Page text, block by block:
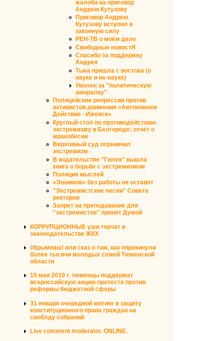
жалоба на приговор
Андрею Кутузову
Приговор Андрею
Кутузову вступил в
законную силу
РЕН-ТВ о моём деле
Свободные новостЯ
Спасибо за поддержку
Андрея
Тьма пришла с востока (о
науке и не-науке)
Уволен за "политическую
аморалку"
Полицейские репрессии против
активистов движения «Автономное
Действие - Ижевск»
Круглый стол по противодействию
экстремизму в Белгороде: отчёт о
мракобесии
Верховный суд ограничил
экстремизм
В издательстве "Гилея" вышла
книга о борьбе с экстремизмом
Полиция мыслей
«Эшников» без работы не оставят
"Экстремистские песни" Совета
ректоров
Запрет на преподавание для
"экстремистов" принят Думой
КОРРУПЦИОННЫЕ уши торчат в
законодательстве ЖКХ
#Крымнаш! или сказ о том, как опрокинули
более тысячи молодых семей Тюменской
области
15 мая 2010 г. тюменцы поддержат
всероссийскую акцию протеста против
реформы бюджетной сферы
31 января очередной митинг в защиту
конституционного права граждан на
своблду собраний
Live comment moderator. ONLINE.